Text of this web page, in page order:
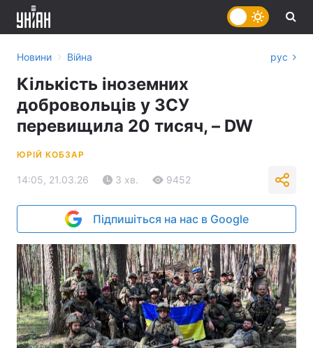
Новини › Війна рус
Кількість іноземних
добровольців у ЗСУ
перевищила 20 тисяч, – DW
ЮРІЙ КОБЗАР
14:05, 21.03.26 3 хв. 9452
Підпишіться на нас в Google